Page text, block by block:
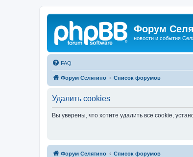
Форум
новости и события
FAQ
Форум Селятино Список форумов
Удалить cookies
Вы уверены, что хотите удалить все cookie,
Форум Селятино Список форумов